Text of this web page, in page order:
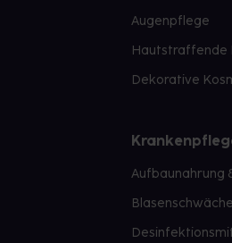
Augenpflege
Hautstraffende
Dekorative
Aufbaunahrung